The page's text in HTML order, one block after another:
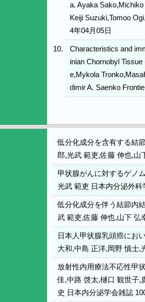
a. Ayaka
Keiji Suzuki,Tomoo
4年04月05日
Characteristics and
inian Chornobyl
e,Mykola
dimir A. Saenko
低分化成分を含有する結
郎,光武 範吏,佐藤 伸也,山
甲状腺がんに対するゲノ
光武 範吏 日本内分泌外科
低分化成分を伴う結節内
武 範吏,佐藤 伸也,山下 弘
日本人甲状腺乳頭癌にお
大和,中島 正洋,岡野 慎士,
放射性内用療法不応性甲
佳,中路 啓太,樋口 観世子,
史 日本内分泌学会雑誌